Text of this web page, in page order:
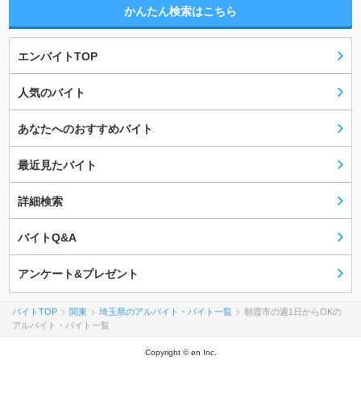
かんたん検索はこちら
エンバイトTOP
人気のバイト
あなたへのおすすめバイト
最近見たバイト
詳細検索
バイトQ&A
アンケート&プレゼント
バイトTOP 関東 埼玉県のアルバイト・バイト一覧
朝霞市の週1日からOKの
アルバイト・バイト一覧
Copyright © en Inc.